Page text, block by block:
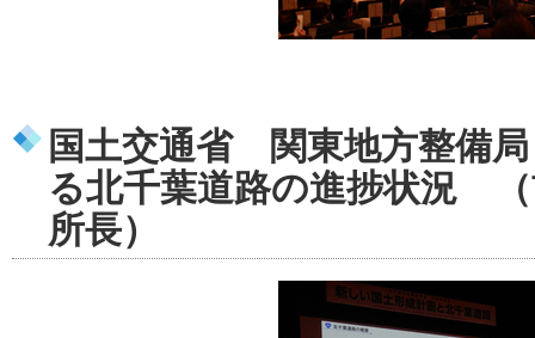
国土交通省 関東地方整備
る北千葉道路の進捗状況
所長）